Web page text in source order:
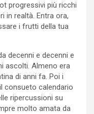
progressivi più ricchi
in realtà. Entra ora,
i frutti della tua
decenni e decenni e
ascolti. Almeno era
di anni fa. Poi i
consueto calendario
ripercussioni su
molto amata da